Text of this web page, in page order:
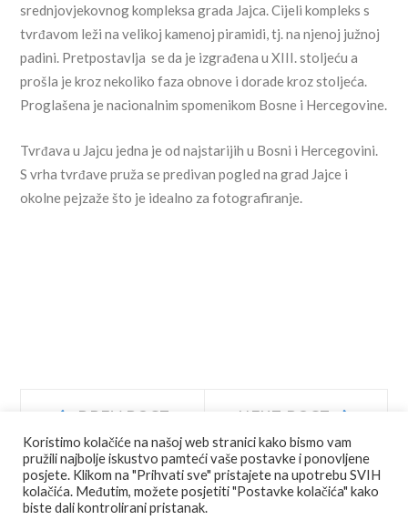
srednjovjekovnog kompleksa grada Jajca. Cijeli kompleks s
tvrđavom leži na velikoj kamenoj piramidi, tj. na njenoj južnoj
padini. Pretpostavlja se da je izgrađena u XIII. stoljeću a
prošla je kroz nekoliko faza obnove i dorade kroz stoljeća.
Proglašena je nacionalnim spomenikom Bosne i Hercegovine.
Tvrđava u Jajcu jedna je od najstarijih u Bosni i Hercegovini.
S vrha tvrđave pruža se predivan pogled na grad Jajce i
okolne pejzaže što je idealno za fotografiranje.
Navigacija
objava
PREV POST NEXT POST
Koristimo kolačiće na našoj web stranici kako bismo vam
pružili najbolje iskustvo pamteći vaše postavke i ponovljene
posjete. Klikom na "Prihvati sve" pristajete na upotrebu SVIH
kolačića. Međutim, možete posjetiti "Postavke kolačića" kako
biste dali kontrolirani pristanak.